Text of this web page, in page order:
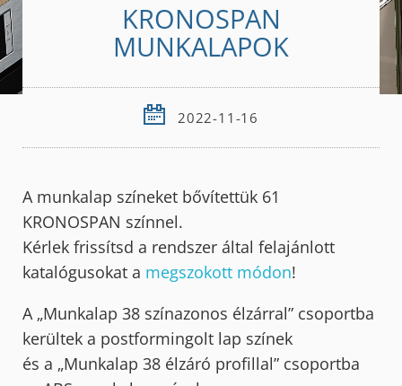
KRONOSPAN
MUNKALAPOK
2022-11-16
A munkalap színeket bővítettük 61
KRONOSPAN színnel.
Kérlek frissítsd a rendszer által felajánlott
katalógusokat a megszokott módon!
A „Munkalap 38 színazonos élzárral” csoportba
kerültek a postformingolt lap színek
és a „Munkalap 38 élzáró profillal” csoportba